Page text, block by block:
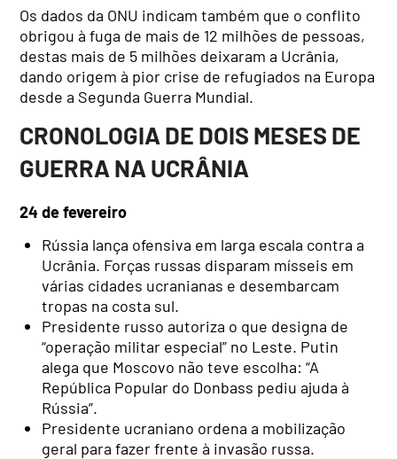
Os dados da ONU indicam também que o conflito
obrigou à fuga de mais de 12 milhões de pessoas,
destas mais de 5 milhões deixaram a Ucrânia,
dando origem à pior crise de refugiados na Europa
desde a Segunda Guerra Mundial.
CRONOLOGIA DE DOIS MESES DE
GUERRA NA UCRÂNIA
24 de fevereiro
Rússia lança ofensiva em larga escala contra a
Ucrânia. Forças russas disparam mísseis em
várias cidades ucranianas e desembarcam
tropas na costa sul.
Presidente russo autoriza o que designa de
“operação militar especial” no Leste. Putin
alega que Moscovo não teve escolha: “A
República Popular do Donbass pediu ajuda à
Rússia”.
Presidente ucraniano ordena a mobilização
geral para fazer frente à invasão russa.